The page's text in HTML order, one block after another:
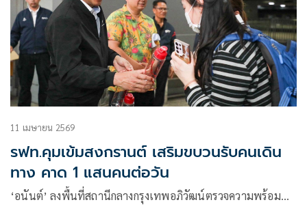
11 เมษายน 2569
รฟท.คุมเข้มสงกรานต์ เสริมขบวนรับคนเดิน
ทาง คาด 1 แสนคนต่อวัน
‘อนันต์’ ลงพื้นที่สถานีกลางกรุงเทพอภิวัฒน์ตรวจความพร้อม…